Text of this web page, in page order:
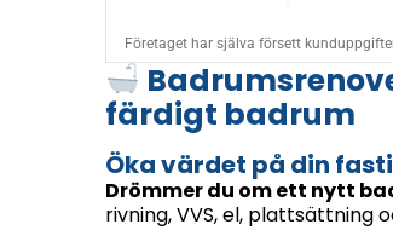
färdigt badrum
Öka värdet på din
Drömmer du om ett nytt
rivning, VVS, el, plattsättning